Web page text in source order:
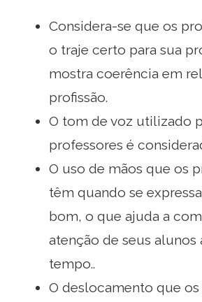
Considera-se que os
o traje certo para sua
mostra coerência em
profissão.
O tom de voz utilizado
professores é
O uso de mãos que os
têm quando se
bom, o que ajuda a
atenção de seus alunos
tempo..
O deslocamento que